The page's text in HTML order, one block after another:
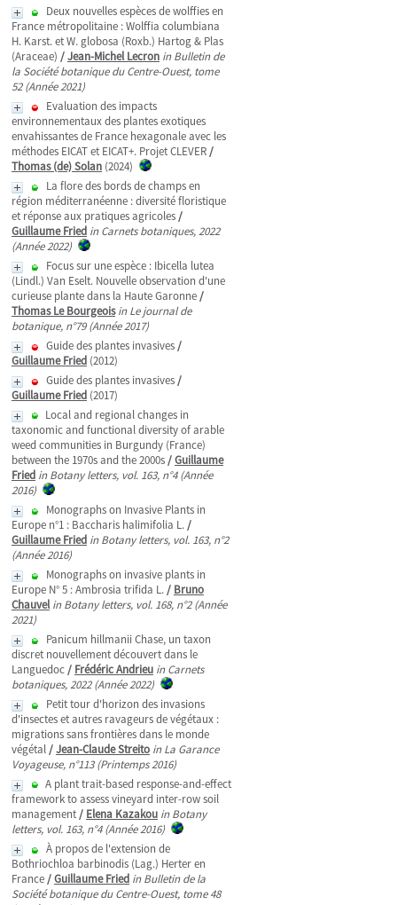
Deux nouvelles espèces de wolffies en
France métropolitaine : Wolffia columbiana
H. Karst. et W. globosa (Roxb.) Hartog & Plas
(Araceae) /Jean-Michel Lecron in Bulletin de
la Société botanique du Centre-Ouest, tome
52 (Année 2021)
Evaluation des impacts
environnementaux des plantes exotiques
envahissantes de France hexagonale avec les
méthodes EICAT et EICAT+. Projet CLEVER/
Thomas (de) Solan (2024)
La flore des bords de champs en
région méditerranéenne : diversité floristique
et réponse aux pratiques agricoles/
Guillaume Fried in Carnets botaniques, 2022
(Année 2022)
Focus sur une espèce : Ibicella lutea
(Lindl.) Van Eselt. Nouvelle observation d'une
curieuse plante dans la Haute Garonne/
Thomas Le Bourgeois in Le journal de
botanique, n°79 (Année 2017)
Guide des plantes invasives/
Guillaume Fried (2012)
Guide des plantes invasives/
Guillaume Fried (2017)
Local and regional changes in
taxonomic and functional diversity of arable
weed communities in Burgundy (France)
between the 1970s and the 2000s/Guillaume
Fried in Botany letters, vol. 163, n°4 (Année
2016)
Monographs on Invasive Plants in
Europe n°1 : Baccharis halimifolia L./
Guillaume Fried in Botany letters, vol. 163, n°2
(Année 2016)
Monographs on invasive plants in
Europe N° 5 : Ambrosia trifida L./ Bruno
Chauvel in Botany letters, vol. 168, n°2 (Année
2021)
Panicum hillmanii Chase, un taxon
discret nouvellement découvert dans le
Languedoc/ Frédéric Andrieu in Carnets
botaniques, 2022 (Année 2022)
Petit tour d'horizon des invasions
d'insectes et autres ravageurs de végétaux :
migrations sans frontières dans le monde
végétal/Jean-Claude Streito in La Garance
Voyageuse, n°113 (Printemps 2016)
A plant trait-based response-and-effect
framework to assess vineyard inter-row soil
management/ Elena Kazakou in Botany
letters, vol. 163, n°4 (Année 2016)
À propos de l'extension de
Bothriochloa barbinodis (Lag.) Herter en
France/Guillaume Fried in Bulletin de la
Société botanique du Centre-Ouest, tome 48